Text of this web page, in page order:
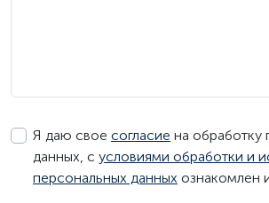
Я даю свое согласие на обработку
данных, с условиями обработки и
персональных данных ознакомлен